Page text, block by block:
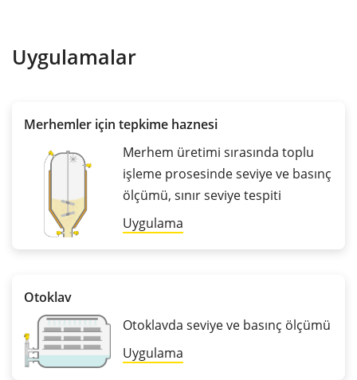
Uygulamalar
Merhemler için tepkime haznesi
Merhem üretimi sırasında toplu
işleme prosesinde seviye ve basınç
ölçümü, sınır seviye tespiti
Uygulama
Otoklav
Otoklavda seviye ve basınç ölçümü
Uygulama